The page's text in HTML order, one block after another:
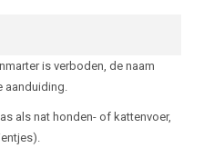
is verboden, de naam
aanduiding.
als nat honden- of kattenvoer,